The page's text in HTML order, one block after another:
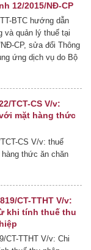
12/2015/NĐ-CP
BTC hướng dẫn
và quản lý thuế tại
CP, sửa đổi Thông
ứng dịch vụ do Bộ
TCT-CS V/v:
mặt hàng thức
CS V/v: thuế
thức ăn chăn
CT-TTHT V/v:
khi tính thuế thu
CT-TTHT V/v: Chi